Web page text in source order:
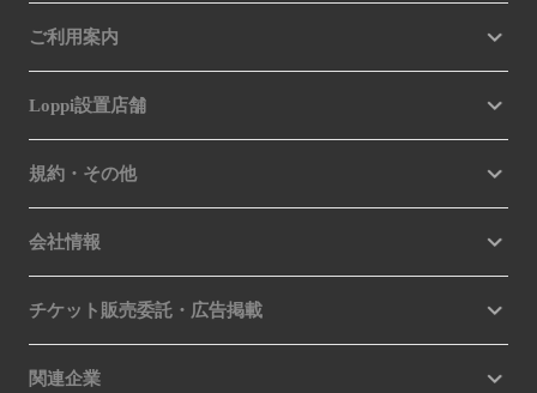
ご利用案内
Loppi設置店舗
規約・その他
会社情報
チケット販売委託・広告掲載
関連企業